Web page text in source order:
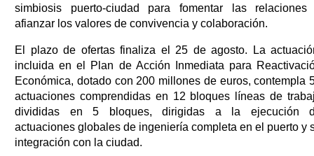
simbiosis puerto-ciudad para fomentar las relaciones
afianzar los valores de convivencia y colaboración.
El plazo de ofertas finaliza el 25 de agosto. La
incluida en el Plan de Acción Inmediata para
Económica, dotado con 200 millones de euros, contempla
actuaciones comprendidas en 12 bloques líneas de
divididas en 5 bloques, dirigidas a la ejecución
actuaciones globales de ingeniería completa en el puerto y
integración con la ciudad.